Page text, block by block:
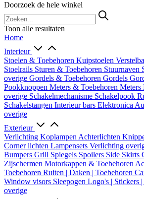
Doorzoek de hele winkel
Toon alle resultaten
Home
Interieur
Stoelen & Toebehoren Kuipstoelen
Stoelrails Sturen & Toebehoren Stuurnaven
overige Gordels & Toebehoren Gordels
Pookknoppen Meters & Toebehoren Meters
overige Schakelmechanisme Schakelpook
Schakelstangen Interieur bars Elektronica
overige
Exterieur
Verlichting Koplampen Achterlichten
Corner lichten Lampensets Verlichting
Bumpers Grill Spiegels Spoilers Side Skirts
Zijschermen Motorkappen & Toebehoren
Toebehoren Ruiten | Daken | Toebehoren
Window visors Sleepogen Logo's | Stickers
overige